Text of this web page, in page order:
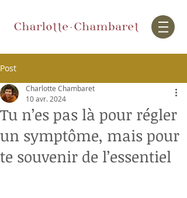
Post
Tu n’es pas là pour régler
un symptôme, mais pour
te souvenir de l’essentiel
Charlotte Chambaret
10 avr. 2024